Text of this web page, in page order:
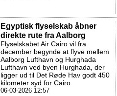
Egyptisk flyselskab åbner
direkte rute fra Aalborg
Flyselskabet Air Cairo vil fra
december begynde at flyve mellem
Aalborg Lufthavn og Hurghada
Lufthavn ved byen Hurghada, der
ligger ud til Det Røde Hav godt 450
kilometer syd for Cairo
06-03-2026 12:57